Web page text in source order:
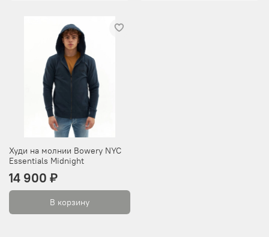
Худи на молнии Bowery NYC
Essentials Midnight
14 900 ₽
В корзину